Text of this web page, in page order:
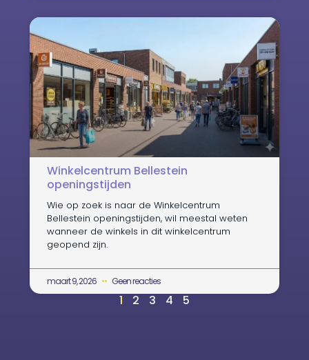
Winkelcentrum Bellestein
openingstijden
Wie op zoek is naar de Winkelcentrum
Bellestein openingstijden, wil meestal weten
wanneer de winkels in dit winkelcentrum
geopend zijn.
maart 9, 2026 Geen reacties
1 2 3 4 5